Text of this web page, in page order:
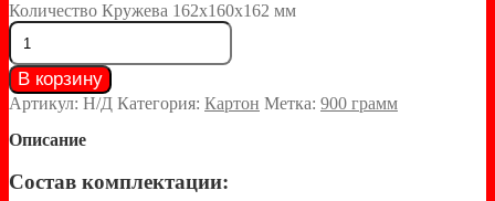
Количество Кружева 162х160х162 мм
В корзину
Артикул: Н/Д Категория: Картон Метка: 900 грамм
Описание
Состав комплектации: